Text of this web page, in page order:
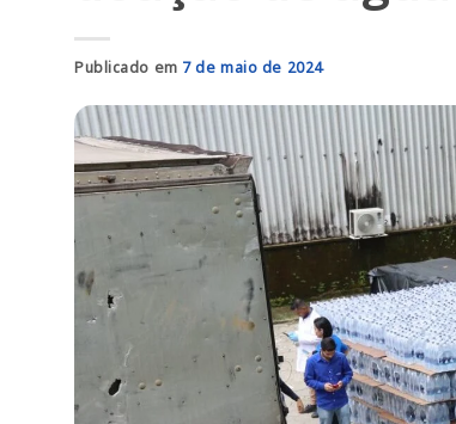
Publicado em 7 de maio de 2024